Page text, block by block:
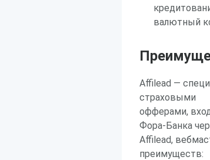
валютный
Affilead —
страховыми
офферами,
Фора-Банка
Affilead,
преимуществ: